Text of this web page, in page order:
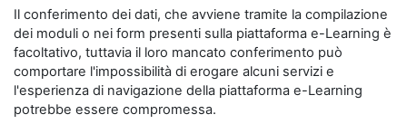
Il conferimento dei dati, che avviene tramite la compilazione
dei moduli o nei form presenti sulla piattaforma e-Learning è
facoltativo, tuttavia il loro mancato conferimento può
comportare l'impossibilità di erogare alcuni servizi e
l'esperienza di navigazione della piattaforma e-Learning
potrebbe essere compromessa.